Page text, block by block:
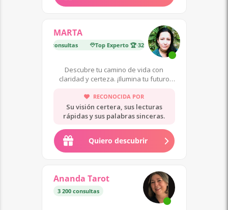
MARTA
32 000 consultas Top Experto 🏆·32 000 consultas
Descubre tu camino de vida con
claridad y certeza. ¡Ilumina tu futuro
RECONOCIDA POR
Su visión certera, sus lecturas
rápidas y sus palabras sinceras.
Quiero descubrir
Ananda Tarot
3 200 consultas